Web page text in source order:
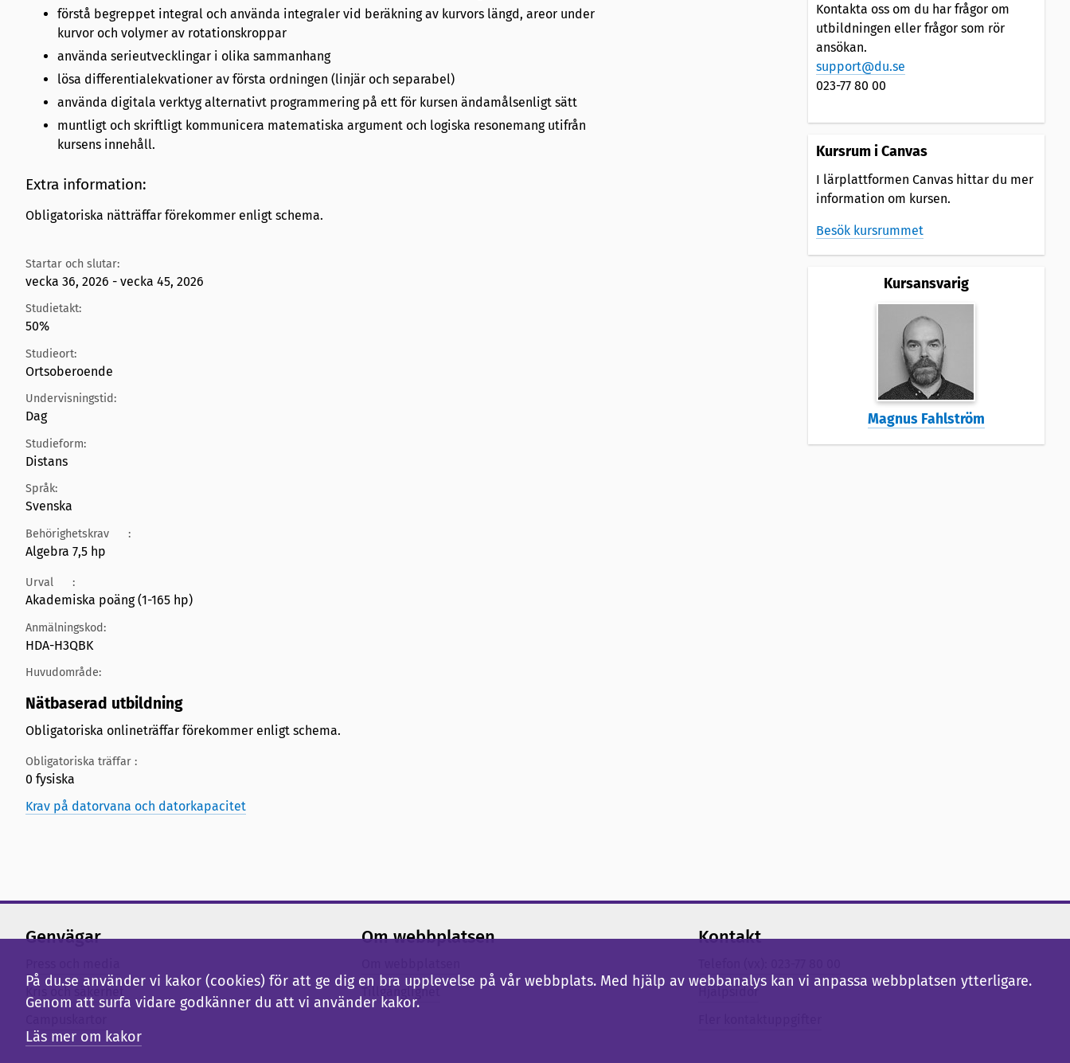
förstå begreppet integral och använda integraler vid beräkning av kurvors längd, areor under
kurvor och volymer av rotationskroppar
använda serieutvecklingar i olika sammanhang
lösa differentialekvationer av första ordningen (linjär och separabel)
använda digitala verktyg alternativt programmering på ett för kursen ändamålsenligt sätt
muntligt och skriftligt kommunicera matematiska argument och logiska resonemang utifrån
kursens innehåll.
Extra information:
Obligatoriska nätträffar förekommer enligt schema.
Startar och slutar:
vecka 36, 2026 - vecka 45, 2026
Studietakt:
50%
Studieort:
Ortsoberoende
Undervisningstid:
Dag
Studieform:
Distans
Språk:
Svenska
Behörighetskrav :
Algebra 7,5 hp
Urval :
Akademiska poäng (1-165 hp)
Anmälningskod:
HDA-H3QBK
Huvudområde:
Nätbaserad utbildning
Obligatoriska onlineträffar förekommer enligt schema.
Obligatoriska träffar :
0 fysiska
Krav på datorvana och datorkapacitet
Kontakta oss om du har frågor om
utbildningen eller frågor som rör
ansökan.
support@du.se
023-77 80 00
Kursrum i Canvas
I lärplattformen Canvas hittar du mer
information om kursen.
Besök kursrummet
Kursansvarig
Magnus Fahlström
Genvägar Om webbplatsen
Tillgänglighet
Kontakt
Hjälpsidor
På du.se använder vi kakor (cookies) för att ge dig en bra upplevelse på vår webbplats. Med hjälp av webbanalys kan vi anpassa webbplatsen ytterligare.
Genom att surfa vidare godkänner du att vi använder kakor.
Läs mer om kakor